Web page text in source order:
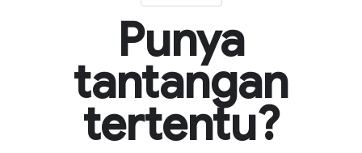
Punya
tantangan
tertentu?